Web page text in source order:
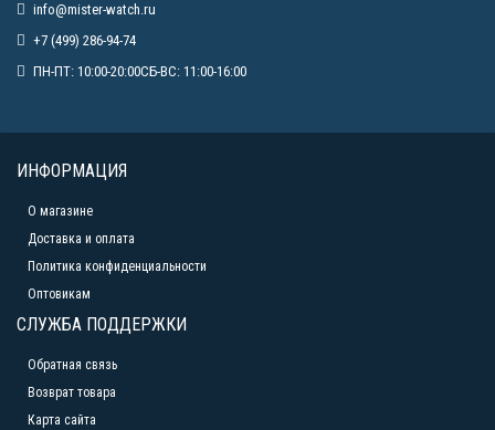
info@mister-watch.ru
+7 (499) 286-94-74
ПН-ПТ: 10:00-20:00СБ-ВС: 11:00-16:00
ИНФОРМАЦИЯ
О магазине
Доставка и оплата
Политика конфиденциальности
Оптовикам
СЛУЖБА ПОДДЕРЖКИ
Обратная связь
Возврат товара
Карта сайта